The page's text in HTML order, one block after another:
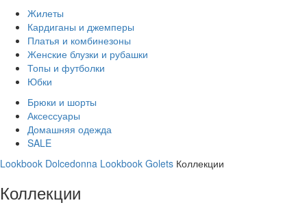
Жилеты
Кардиганы и джемперы
Платья и комбинезоны
Женские блузки и рубашки
Топы и футболки
Юбки
Брюки и шорты
Аксессуары
Домашняя одежда
SALE
Lookbook Dolcedonna Lookbook Golets Коллекции
Коллекции